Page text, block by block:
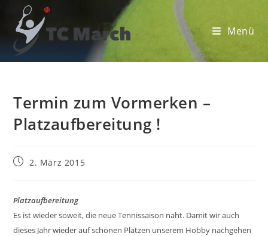
Inhalt
springen
Menü
Termin zum Vormerken –
Platzaufbereitung !
Beitrag2. März 2015
Platzaufbereitung
Es ist wieder soweit, die neue Tennissaison naht. Damit wir auch
dieses Jahr wieder auf schönen Plätzen unserem Hobby nachgehen